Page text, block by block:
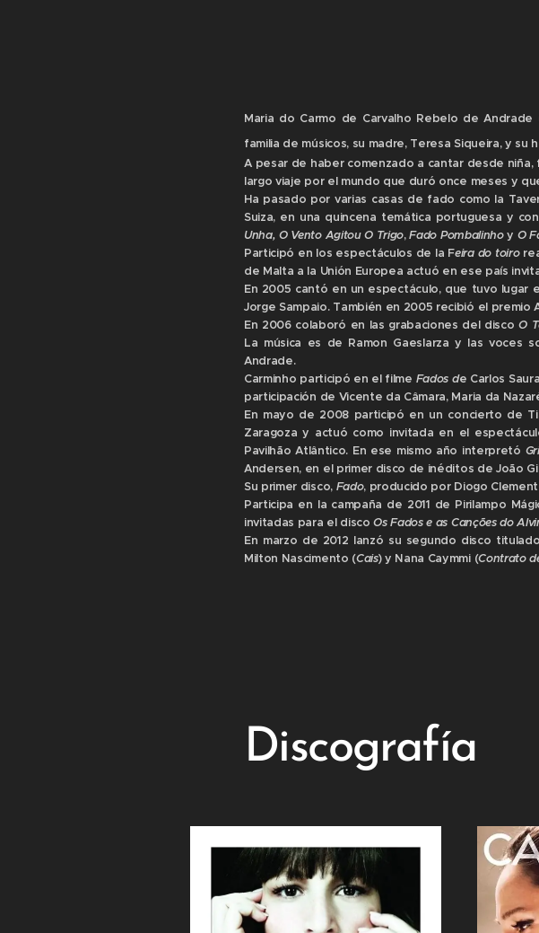
Maria do Carmo de Carvalho Rebelo de
familia de músicos, su madre, Teresa Siqueira, y
A pesar de haber comenzado a cantar desde
largo viaje por el mundo que duró once meses y
Ha pasado por varias casas de fado como la
Suiza, en una quincena temática portuguesa y
Unha, O Vento Agitou O Trigo,Fado Pombalinhoy O
Participó en los espectáculos de la Feira do toiro
de Malta a la Unión Europea actuó en ese país
En 2005 cantó en un espectáculo, que tuvo
Jorge Sampaio. También en 2005 recibió el premio
En 2006 colaboró en las grabaciones del discoO
La música es de Ramon Gaeslarza y las voces
Andrade.
Carminho participó en el filme Fados de Carlos
participación de Vicente da Câmara, Maria da
En mayo de 2008 participó en un concierto de
Zaragoza y actuó como invitada en el
Pavilhão Atlântico. En ese mismo año interpretó
Andersen, en el primer disco de inéditos de João
Su primer disco, Fado, producido por Diogo
Participa en la campaña de 2011 de Pirilampo
invitadas para el discoOs Fados e as Canções do
En marzo de 2012 lanzó su segundo disco titulado
Milton Nascimento (Cais) y Nana Caymmi (Contrato
Discografía